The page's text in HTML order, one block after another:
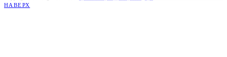
НАВЕРХ